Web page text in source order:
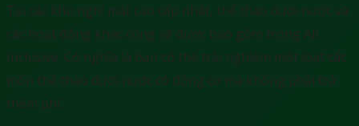
Tại các khu nghỉ mát cao cấp nhất, thể thao dưới nước và
các hoạt động khác cũng sẽ được bao gồm trong All
Inclusive. Có nghĩa là bạn có thể trải nghiệm một loạt các
môn thể thao dưới nước có động cơ mà không phải trả
thêm phí.